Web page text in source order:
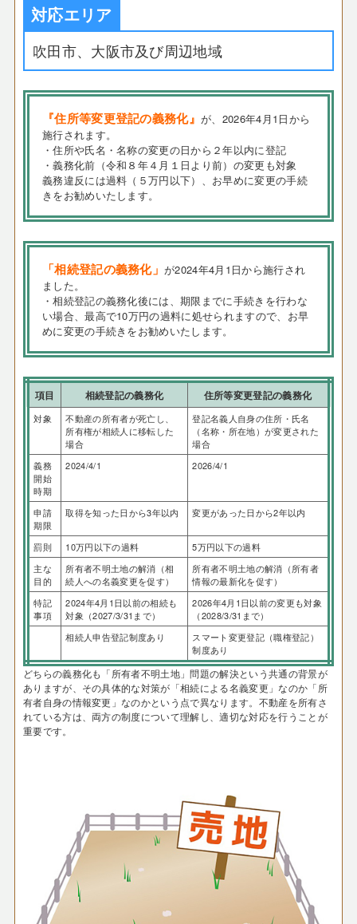
対応エリア
吹田市、大阪市及び周辺地域
『住所等変更登記の義務化』が、2026年4月1日から
施行されます。
・住所や氏名・名称の変更の日から２年以内に登記
・義務化前（令和８年４月１日より前）の変更も対象
義務違反には過料（５万円以下）、お早めに変更の手続
きをお勧めいたします。
「相続登記の義務化」が2024年4月1日から施行され
ました。
・相続登記の義務化後には、期限までに手続きを行わな
い場合、最高で10万円の過料に処せられますので、お早
めに変更の手続きをお勧めいたします。
項目 相続登記の義務化 住所等変更登記の義務化
対象
不動産の所有者が死亡し、
所有権が相続人に移転した
場合
登記名義人自身の住所・氏名
（名称・所在地）が変更された
場合
義務
開始
時期
2024/4/1 2026/4/1
申請
期限
取得を知った日から3年以内 変更があった日から2年以内
罰則 10万円以下の過料
5万円以下の過料
主な
目的
所有者不明土地の解消（相
続人への名義変更を促す）
所有者不明土地の解消（所有者
情報の最新化を促す）
特記
事項
2024年4月1日以前の相続も
対象（2027/3/31まで）
2026年4月1日以前の変更も対象
（2028/3/31まで）
相続人申告登記制度あり
スマート変更登記（職権登記）
制度あり
どちらの義務化も「所有者不明土地」問題の解決という共通の背景が
ありますが、その具体的な対策が「相続による名義変更」なのか「所
有者自身の情報変更」なのかという点で異なります。不動産を所有さ
れている方は、両方の制度について理解し、適切な対応を行うことが
重要です。